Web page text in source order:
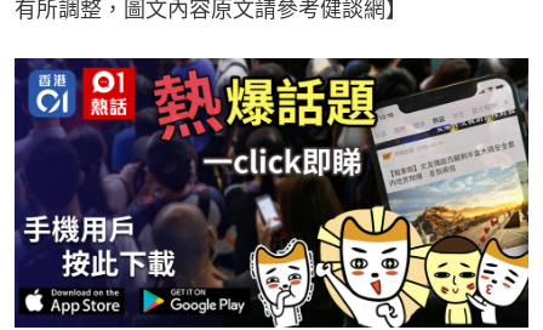
有所調整，圖文內容原文請參考健談網】